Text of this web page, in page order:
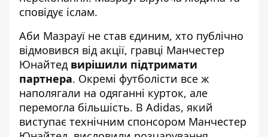
сповідує іслам.
Аби Мазрауї не став єдиним, хто публічно
відмовився від акції, гравці Манчестер
Юнайтед вирішили підтримати
партнера. Окремі футболісти все ж
наполягали на одяганні курток, але
перемогла більшість. В Adidas, який
виступає технічним спонсором Манчестер